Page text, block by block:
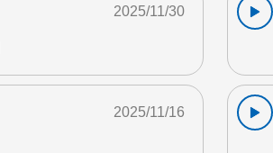
2025/11/30
2025/11/16